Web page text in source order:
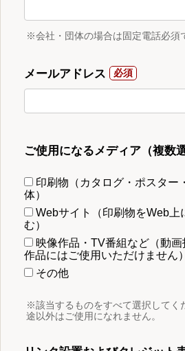
※会社・団体の場合は固定電話必須
メールアドレス
ご使用になるメディア（複数
印刷物（カタログ・ポスター
体）
Webサイト（印刷物をWeb上
む）
映像作品・TV番組など（動
作品にはご使用いただけません）
その他
※該当するものをすべて選択してく
途以外はご使用になれません。